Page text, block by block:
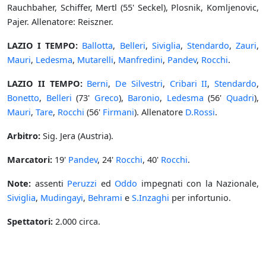
Rauchbaher, Schiffer, Mertl (55' Seckel), Plosnik, Komljenovic,
Pajer. Allenatore: Reiszner.
LAZIO I TEMPO: Ballotta, Belleri, Siviglia, Stendardo,Zauri,
Mauri, Ledesma, Mutarelli, Manfredini, Pandev, Rocchi.
LAZIO II TEMPO: Berni, De Silvestri, Cribari II, Stendardo,
Bonetto, Belleri (73' Greco), Baronio, Ledesma (56' Quadri),
Mauri, Tare, Rocchi (56' Firmani). Allenatore D.Rossi.
Arbitro: Sig. Jera (Austria).
Marcatori: 19' Pandev, 24' Rocchi, 40' Rocchi.
Note: assenti Peruzzi ed Oddo impegnati con la Nazionale,
Siviglia, Mudingayi, Behrami e S.Inzaghi per infortunio.
Spettatori: 2.000 circa.